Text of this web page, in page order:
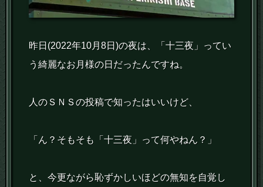
昨日(2022年10月8日)の夜は、「十三夜」ってい
う綺麗なお月様の日だったんですね。
人のＳＮＳの投稿で知ったはいいけど、
「ん？そもそも「十三夜」って何やねん？」
と、今更ながら恥ずかしいほどの無知を自覚し